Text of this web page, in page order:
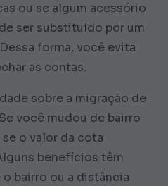
ou se algum acessório
ser substituído por um
forma, você evita
as contas.
sobre a migração de
você mudou de bairro
o valor da cota
benefícios têm
bairro ou a distância